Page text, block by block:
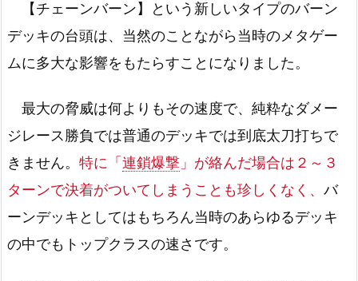
【チェーンバーン】という新しいタイプのバーン
デッキの台頭は、当然のことながら当時のメタゲー
ムに多大な影響をもたらすことになりました。
最大の脅威は何よりもその速度で、純粋なダメー
ジレース勝負では普通のデッキでは到底太刀打ちで
きません。 特に「 連鎖爆撃 」が絡んだ場合は２～３
ターンで決着がついてしまうことも珍しくなく、 バ
ーンデッキとしてはもちろん当時のあらゆるデッキ
の中でもトップクラスの速さです。